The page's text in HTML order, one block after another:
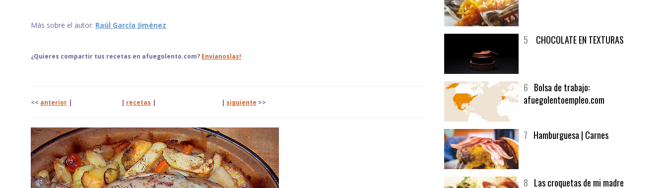
Más sobre el autor: Raúl García Jiménez
¿Quieres compartir tus recetas en afuegolento.com? Envíanoslas!
<< anterior | | recetas | | siguiente >>
afuegolentoempleo.com